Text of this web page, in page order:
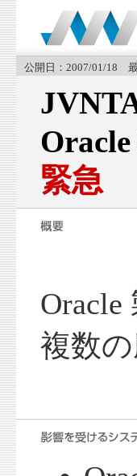
公開日：2007/01/18
緊急
複数